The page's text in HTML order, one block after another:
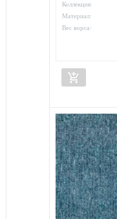
Коллекция:
Материал:
Вес ворса:
add_shopping_cart